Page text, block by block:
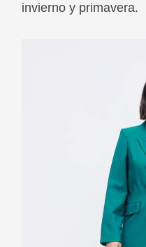
invierno y primavera.